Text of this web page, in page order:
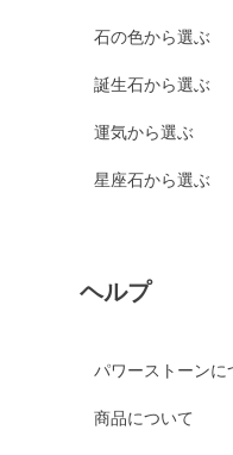
石の色から選ぶ
誕生石から選ぶ
運気から選ぶ
星座石から選ぶ
ヘルプ
パワーストーンに
商品について